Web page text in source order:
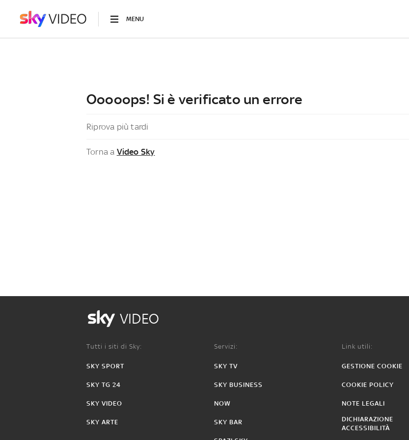
MENU
Ooooops! Si è verificato un errore
Riprova più tardi
Torna a Video Sky
VIDEO
Tutti i siti di Sky:
SKY SPORT
SKY TG 24
SKY VIDEO
SKY ARTE
Servizi:
SKY TV
SKY BUSINESS
NOW
SKY BAR
Link utili:
GESTIONE COOKIE
COOKIE POLICY
NOTE LEGALI
DICHIARAZIONE
ACCESSIBILITÀ